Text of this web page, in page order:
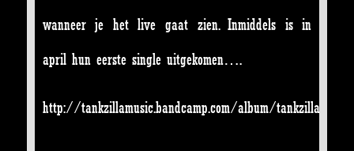
wanneer je het live gaat zien. Inmiddels is in
april hun eerste single uitgekomen….
http://tankzillamusic.bandcamp.com/album/tankzilla